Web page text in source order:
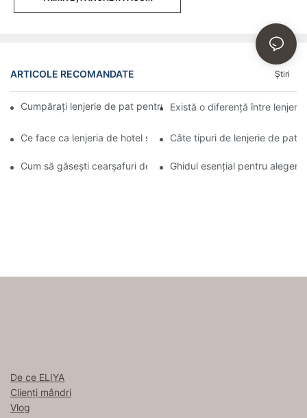
ARTICOLE RECOMANDATE Ştiri
Cumpărați lenjerie de pat pentru hoteluri și moteluri en-gros
Există o diferență între
Ce face ca lenjeria de hotel să fie atât de confortabilă
Câte tipuri de lenjerie de pat
Cum să găsești cearșafuri de bună calitate, precum cele
Ghidul esențial pentru
De ce ELIYA
Clienți mândri
Vlog